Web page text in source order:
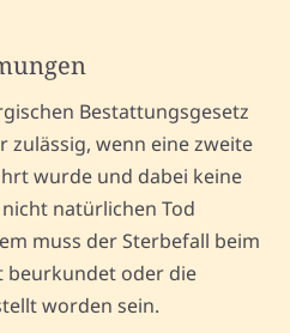
Bestattungsgesetz
zulässig, wenn eine zweite
wurde und dabei keine
natürlichen Tod
muss der Sterbefall beim
beurkundet oder die
worden sein.